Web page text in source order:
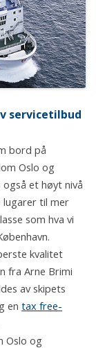
servicetilbud
bord på
Oslo og
også et høyt nivå
lugarer til mer
som hva vi
kvalitet
fra Arne Brimi
av skipets
en tax free-
Oslo og